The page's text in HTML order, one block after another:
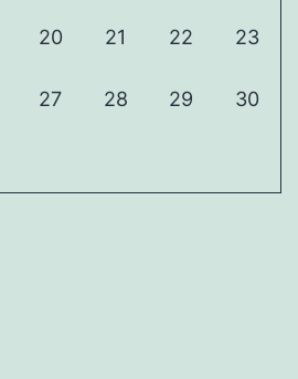
20 21 22 23
27 28 29 30